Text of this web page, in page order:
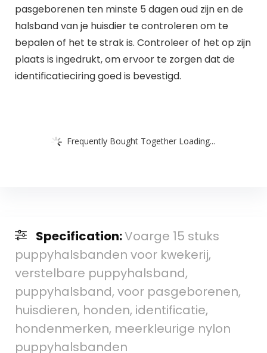
pasgeborenen ten minste 5 dagen oud zijn en de
halsband van je huisdier te controleren om te
bepalen of het te strak is. Controleer of het op zijn
plaats is ingedrukt, om ervoor te zorgen dat de
identificatieciring goed is bevestigd.
Frequently Bought Together Loading...
Specification:Voarge 15 stuks
puppyhalsbanden voor kwekerij,
verstelbare puppyhalsband,
puppyhalsband, voor pasgeborenen,
huisdieren, honden, identificatie,
hondenmerken, meerkleurige nylon
puppyhalsbanden